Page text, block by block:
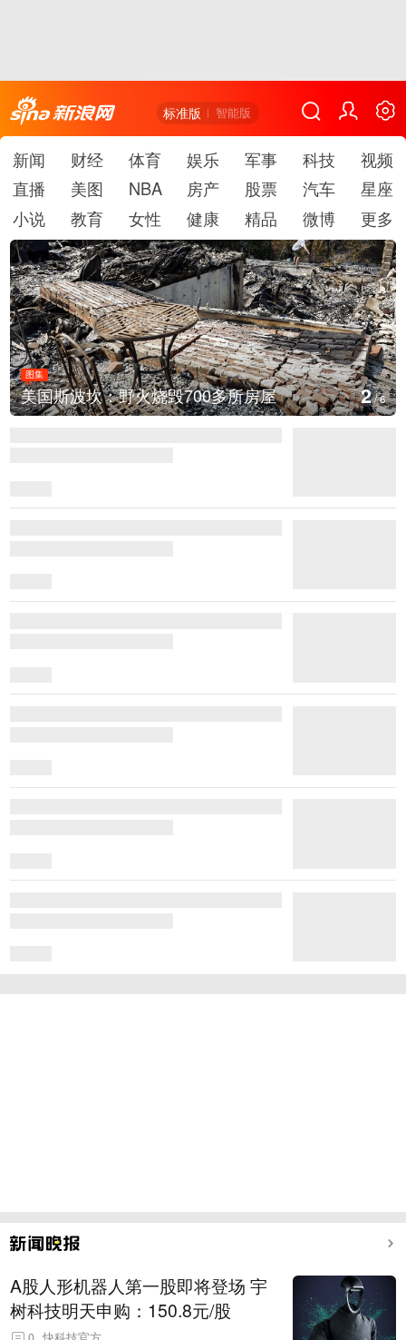
标准版 智能版
新闻 财经 体育 娱乐 军事 科技
视频
直播
美图 NBA 房产 股票 汽车
星座
小说
教育 女性 健康 精品 微博 更多
图集
美国斯波坎：野火烧毁700多所房屋 2/6
A股人形机器人第一股即将登场 宇
树科技明天申购：150.8元/股